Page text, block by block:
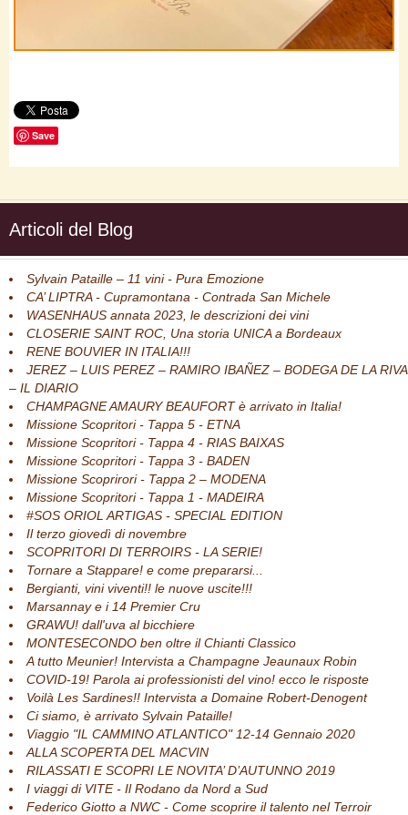
Save
Articoli del Blog
Sylvain Pataille – 11 vini - Pura Emozione
CA’ LIPTRA - Cupramontana - Contrada San Michele
WASENHAUS annata 2023, le descrizioni dei vini
CLOSERIE SAINT ROC, Una storia UNICA a Bordeaux
RENE BOUVIER IN ITALIA!!!
JEREZ – LUIS PEREZ – RAMIRO IBAÑEZ – BODEGA DE LA RIVA
– IL DIARIO
CHAMPAGNE AMAURY BEAUFORT è arrivato in Italia!
Missione Scopritori - Tappa 5 - ETNA
Missione Scopritori - Tappa 4 - RIAS BAIXAS
Missione Scopritori - Tappa 3 - BADEN
Missione Scoprirori - Tappa 2 – MODENA
Missione Scopritori - Tappa 1 - MADEIRA
#SOS ORIOL ARTIGAS - SPECIAL EDITION
Il terzo giovedì di novembre
SCOPRITORI DI TERROIRS - LA SERIE!
Tornare a Stappare! e come prepararsi...
Bergianti, vini viventi!! le nuove uscite!!!
Marsannay e i 14 Premier Cru
GRAWU! dall'uva al bicchiere
MONTESECONDO ben oltre il Chianti Classico
A tutto Meunier! Intervista a Champagne Jeaunaux Robin
COVID-19! Parola ai professionisti del vino! ecco le risposte
Voilà Les Sardines!! Intervista a Domaine Robert-Denogent
Ci siamo, è arrivato Sylvain Pataille!
Viaggio "IL CAMMINO ATLANTICO" 12-14 Gennaio 2020
ALLA SCOPERTA DEL MACVIN
RILASSATI E SCOPRI LE NOVITA’ D’AUTUNNO 2019
I viaggi di VITE - Il Rodano da Nord a Sud
Federico Giotto a NWC - Come scoprire il talento nel Terroir